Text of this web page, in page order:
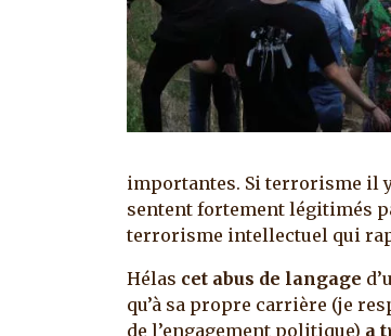
importantes. Si terrorisme il
sentent fortement légitimés
terrorisme intellectuel qui
Hélas cet abus de langage
qu’à sa propre carrière (je
de l’engagement politique) a